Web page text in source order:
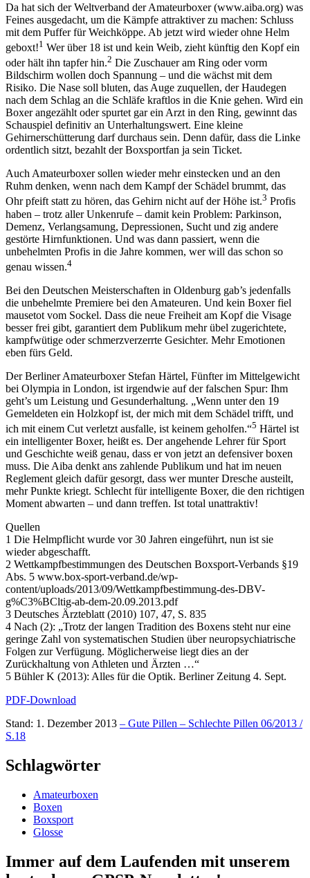
Da hat sich der Weltverband der Amateurboxer (www.aiba.org) was
Feines ausgedacht, um die Kämpfe attraktiver zu machen: Schluss
mit dem Puffer für Weichköppe. Ab jetzt wird wieder ohne Helm
geboxt!1 Wer über 18 ist und kein Weib, zieht künftig den Kopf ein
oder hält ihn tapfer hin.2 Die Zuschauer am Ring oder vorm
Bildschirm wollen doch Spannung – und die wächst mit dem
Risiko. Die Nase soll bluten, das Auge zuquellen, der Haudegen
nach dem Schlag an die Schläfe kraftlos in die Knie gehen. Wird ein
Boxer angezählt oder spurtet gar ein Arzt in den Ring, gewinnt das
Schauspiel definitiv an Unterhaltungswert. Eine kleine
Gehirnerschütterung darf durchaus sein. Denn dafür, dass die Linke
ordentlich sitzt, bezahlt der Boxsportfan ja sein Ticket.
Auch Amateurboxer sollen wieder mehr einstecken und an den
Ruhm denken, wenn nach dem Kampf der Schädel brummt, das
Ohr pfeift statt zu hören, das Gehirn nicht auf der Höhe ist.3 Profis
haben – trotz aller Unkenrufe – damit kein Problem: Parkinson,
Demenz, Verlangsamung, Depressionen, Sucht und zig andere
gestörte Hirnfunktionen. Und was dann passiert, wenn die
unbehelmten Profis in die Jahre kommen, wer will das schon so
genau wissen.4
Bei den Deutschen Meisterschaften in Oldenburg gab’s jedenfalls
die unbehelmte Premiere bei den Amateuren. Und kein Boxer fiel
mausetot vom Sockel. Dass die neue Freiheit am Kopf die Visage
besser frei gibt, garantiert dem Publikum mehr übel zugerichtete,
kampfwütige oder schmerzverzerrte Gesichter. Mehr Emotionen
eben fürs Geld.
Der Berliner Amateurboxer Stefan Härtel, Fünfter im Mittelgewicht
bei Olympia in London, ist irgendwie auf der falschen Spur: Ihm
geht’s um Leistung und Gesunderhaltung. „Wenn unter den 19
Gemeldeten ein Holzkopf ist, der mich mit dem Schädel trifft, und
ich mit einem Cut verletzt ausfalle, ist keinem geholfen.“5 Härtel ist
ein intelligenter Boxer, heißt es. Der angehende Lehrer für Sport
und Geschichte weiß genau, dass er von jetzt an defensiver boxen
muss. Die Aiba denkt ans zahlende Publikum und hat im neuen
Reglement gleich dafür gesorgt, dass wer munter Dresche austeilt,
mehr Punkte kriegt. Schlecht für intelligente Boxer, die den richtigen
Moment abwarten – und dann treffen. Ist total unattraktiv!
Quellen
1 Die Helmpflicht wurde vor 30 Jahren eingeführt, nun ist sie
wieder abgeschafft.
2 Wettkampfbestimmungen des Deutschen Boxsport-Verbands §19
Abs. 5 www.box-sport-verband.de/wp-
content/uploads/2013/09/Wettkampfbestimmung-des-DBV-
g%C3%BCltig-ab-dem-20.09.2013.pdf
3 Deutsches Ärzteblatt (2010) 107, 47, S. 835
4 Nach (2): „Trotz der langen Tradition des Boxens steht nur eine
geringe Zahl von systematischen Studien über neuropsychiatrische
Folgen zur Verfügung. Möglicherweise liegt dies an der
Zurückhaltung von Athleten und Ärzten …“
5 Bühler K (2013): Alles für die Optik. Berliner Zeitung 4. Sept.
PDF-Download
Stand: 1. Dezember 2013 – Gute Pillen – Schlechte Pillen 06/2013 /
S.18
Schlagwörter
Amateurboxen
Boxen
Boxsport
Glosse
Immer auf dem Laufenden mit unserem